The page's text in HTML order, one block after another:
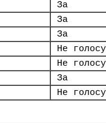
За
За
За
Не
Не
За
Не